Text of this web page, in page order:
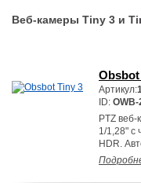
Веб-камеры Tiny 3 и
Артикул:
ID:
PTZ
1/1,28" с
HDR.